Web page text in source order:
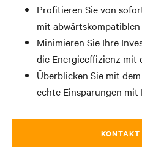
Profitieren Sie von
mit
Minimieren Sie Ihre
die Energieeffizienz mit
Überblicken Sie mit
echte Einsparungen